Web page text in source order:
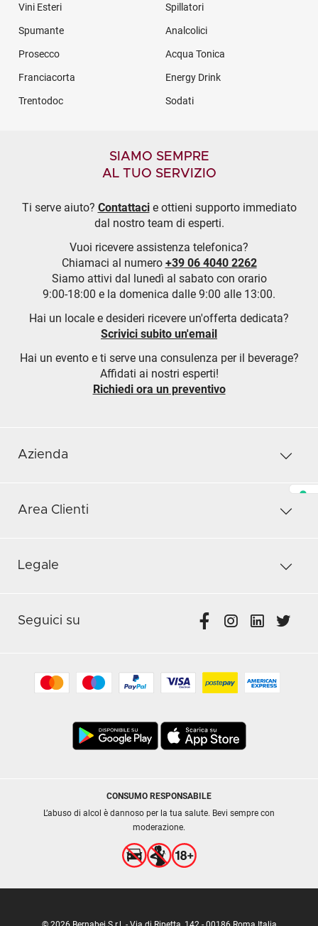
Vini Esteri Spillatori
Spumante Analcolici
Prosecco Acqua Tonica
Franciacorta Energy Drink
Trentodoc Sodati
SIAMO SEMPRE
AL TUO SERVIZIO
Ti serve aiuto? Contattacie ottieni supporto immediato
dal nostro team di esperti.
Vuoi ricevere assistenza telefonica?
Chiamaci al numero +39 06 4040 2262
Siamo attivi dal lunedì al sabato con orario
9:00-18:00 e la domenica dalle 9:00 alle 13:00.
Hai un locale e desideri ricevere un'offerta dedicata?
Scrivici subito un'email
Hai un evento e ti serve una consulenza per il beverage?
Affidati ai nostri esperti!
Richiedi ora un preventivo
Azienda
Area Clienti
Legale
Seguici su
CONSUMO RESPONSABILE
L’abuso di alcol è dannoso per la tua salute. Bevi sempre con
moderazione.